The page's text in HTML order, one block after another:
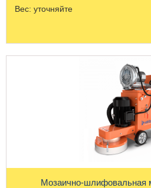
Вес: уточняйте
Мозаично-шлифовальная